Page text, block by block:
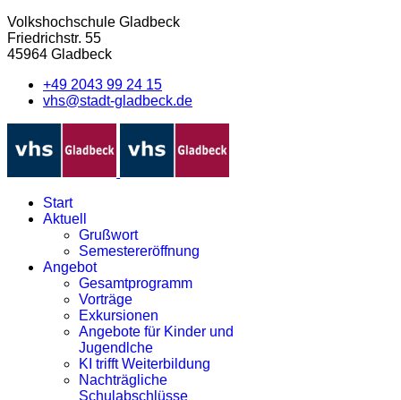
Volkshochschule Gladbeck
Friedrichstr. 55
45964 Gladbeck
+49 2043 99 24 15
vhs@stadt-gladbeck.de
Start
Aktuell
Grußwort
Semestereröffnung
Angebot
Gesamtprogramm
Vorträge
Exkursionen
Angebote für Kinder und
Jugendlche
KI trifft Weiterbildung
Nachträgliche
Schulabschlüsse